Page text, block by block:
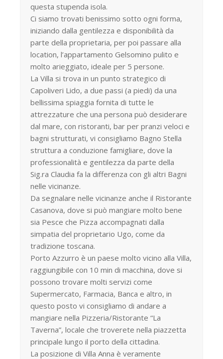
questa stupenda isola.
Ci siamo trovati benissimo sotto ogni forma,
iniziando dalla gentilezza e disponibilità da
parte della proprietaria, per poi passare alla
location, l’appartamento Gelsomino pulito e
molto arieggiato, ideale per 5 persone.
La Villa si trova in un punto strategico di
Capoliveri Lido, a due passi (a piedi) da una
bellissima spiaggia fornita di tutte le
attrezzature che una persona può desiderare
dal mare, con ristoranti, bar per pranzi veloci e
bagni strutturati, vi consigliamo Bagno Stella
struttura a conduzione famigliare, dove la
professionalità e gentilezza da parte della
Sig.ra Claudia fa la differenza con gli altri Bagni
nelle vicinanze.
Da segnalare nelle vicinanze anche il Ristorante
Casanova, dove si può mangiare molto bene
sia Pesce che Pizza accompagnati dalla
simpatia del proprietario Ugo, come da
tradizione toscana.
Porto Azzurro è un paese molto vicino alla Villa,
raggiungibile con 10 min di macchina, dove si
possono trovare molti servizi come
Supermercato, Farmacia, Banca e altro, in
questo posto vi consigliamo di andare a
mangiare nella Pizzeria/Ristorante “La
Taverna”, locale che troverete nella piazzetta
principale lungo il porto della cittadina.
La posizione di Villa Anna è veramente